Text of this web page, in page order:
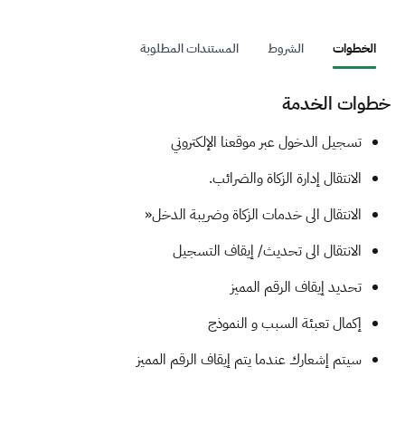
الخطوات الشروط المستندات المطلوبة
خطوات الخدمة
​​​​​​​​تسجيل الدخول عبر موقعنا الإلكتروني
الانتقال إدارة الزكاة والضرائب.
الانتقال الى خدمات الزكاة وضريبة الدخل«
الانتقال الى تحديث/ إيقاف التسجيل
تحديد إيقاف الرقم المميز
إكمال تعبئة السبب و النموذج
سيتم إشعارك عندما يتم إيقاف الرقم المميز​